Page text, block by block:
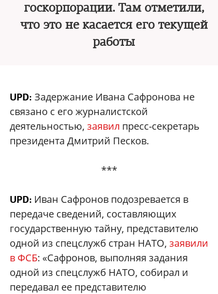
госкорпорации. Там отметили,
что это не касается его текущей
работы
UPD: Задержание Ивана Сафронова не
связано с его журналистской
деятельностью, заявил пресс-секретарь
президента Дмитрий Песков.
***
UPD: Иван Сафронов подозревается в
передаче сведений, составляющих
государственную тайну, представителю
одной из спецслужб стран НАТО, заявили
в ФСБ: «Сафронов, выполняя задания
одной из спецслужб НАТО, собирал и
передавал ее представителю